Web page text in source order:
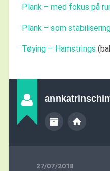
Plank – med fokus på
Plank – som
Tøying – Hamstrings
27/07/2018